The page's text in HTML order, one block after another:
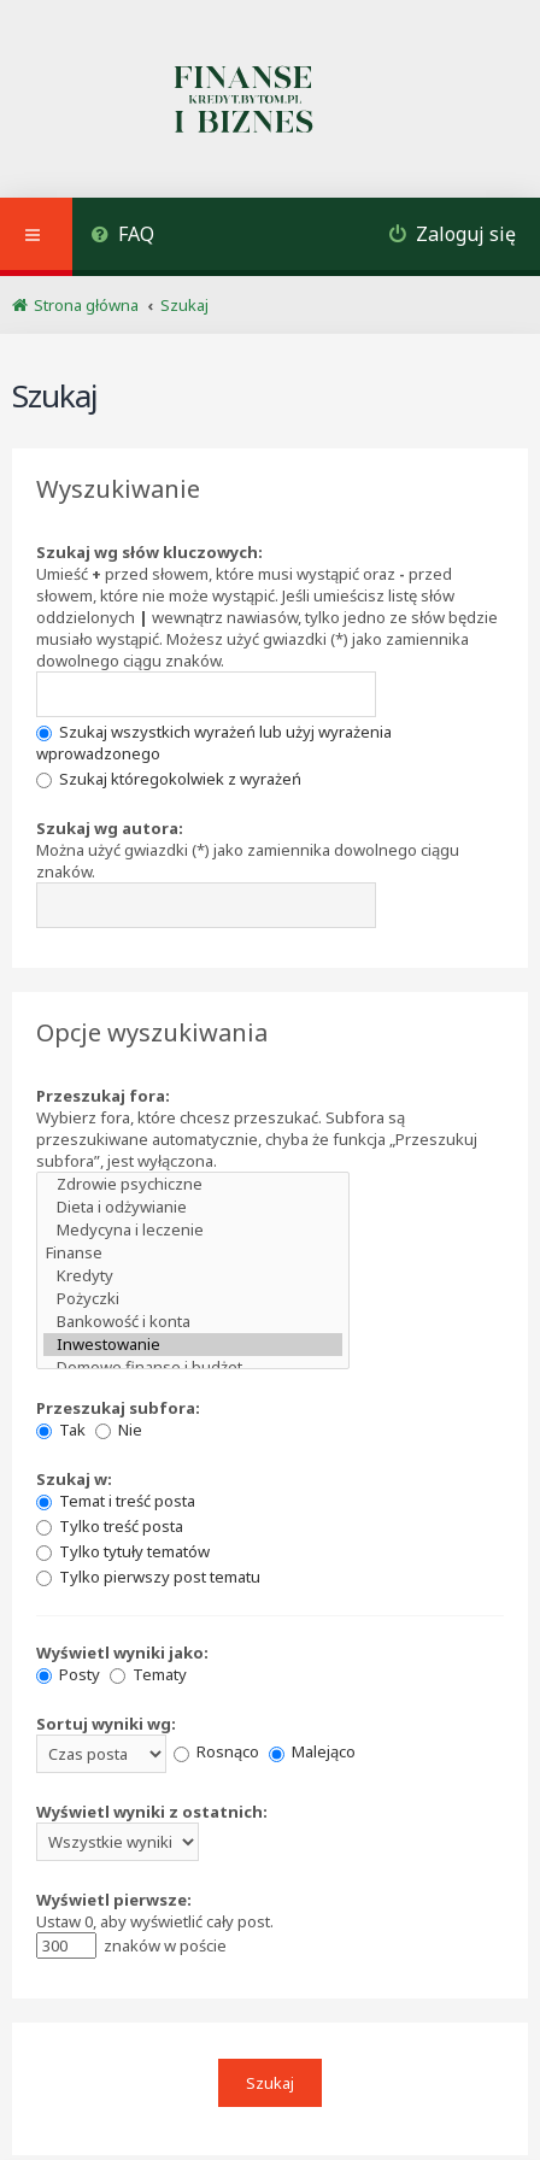
FAQ Zaloguj się
Strona główna Szukaj
Szukaj
Wyszukiwanie
Szukaj wg słów kluczowych:
Umieść + przed słowem, które musi wystąpić oraz - przed
słowem, które nie może wystąpić. Jeśli umieścisz listę słów
oddzielonych | wewnątrz nawiasów, tylko jedno ze słów będzie
musiało wystąpić. Możesz użyć gwiazdki (*) jako zamiennika
dowolnego ciągu znaków.
Szukaj wszystkich wyrażeń lub użyj wyrażenia
wprowadzonego
Szukaj któregokolwiek z wyrażeń
Szukaj wg autora:
Można użyć gwiazdki (*) jako zamiennika dowolnego ciągu
znaków.
Opcje wyszukiwania
Przeszukaj fora:
Wybierz fora, które chcesz przeszukać. Subfora są
przeszukiwane automatycznie, chyba że funkcja „Przeszukuj
subfora”, jest wyłączona.
Przeszukaj subfora:
Tak
Nie
Szukaj w:
Temat i treść posta
Tylko treść posta
Tylko tytuły tematów
Tylko pierwszy post tematu
Wyświetl wyniki jako:
Posty
Tematy
Sortuj wyniki wg:
Rosnąco
Malejąco
Wyświetl wyniki z ostatnich:
Wyświetl pierwsze:
Ustaw 0, aby wyświetlić cały post.
znaków w poście